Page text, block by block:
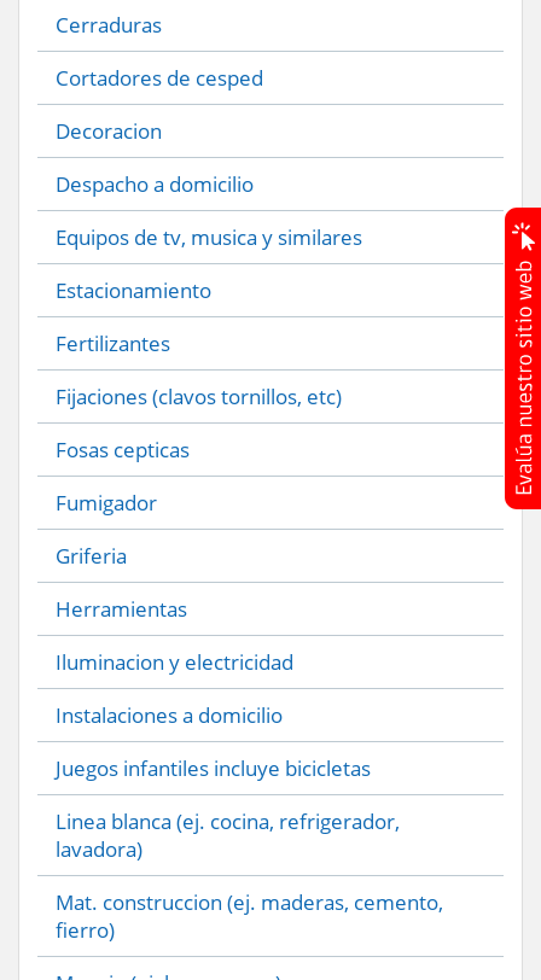
Cerraduras
Cortadores de cesped
Decoracion
Despacho a domicilio
Equipos de tv, musica y similares
Estacionamiento
Fertilizantes
Fijaciones (clavos tornillos, etc)
Fosas cepticas
Fumigador
Griferia
Herramientas
Iluminacion y electricidad
Instalaciones a domicilio
Juegos infantiles incluye bicicletas
Linea blanca (ej. cocina, refrigerador,
lavadora)
Mat. construccion (ej. maderas, cemento,
fierro)